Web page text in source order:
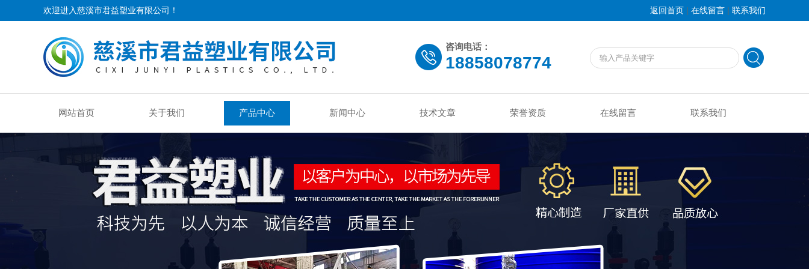
欢迎进入慈溪市君益塑业有限公司！ 返回首页 | 在线留言 | 联系我们
咨询电话：
18858078774
网站首页 关于我们 产品中心 新闻中心 技术文章 荣誉资质 在线留言 联系我们